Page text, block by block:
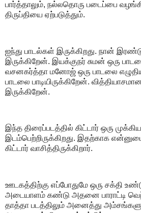
பார்த்தாலும், நல்லதொரு படைப்பை
திருப்தியை ஏற்படுத்தும்.
ஐந்து பாடல்கள் இருக்கிறது. நான்
இருக்கிறேன்.‌ இயக்குநர் சுமன் ஒரு
வசனகர்த்தா மனோஜ் ஒரு பாடலை
பாடலை பாடியிருக்கிறேன்.‌
இருக்கிறேன்.
இந்த திரைப்படத்தில் கிட்டார் ஒரு
இடம்பெற்றிருக்கிறது. இதற்காக
கிட்டார் வாசித்திருக்கிறார்.
ஊடகத்திற்கு எப்போதுமே ஒரு சக்தி
அடையாளம் கண்டு அதனை பாராட்டி
தாத்தா படத்திலும் அனைத்து